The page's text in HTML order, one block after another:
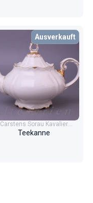
Ausverkauft
Carstens Sorau Kavalier
Goldranke
Teekanne